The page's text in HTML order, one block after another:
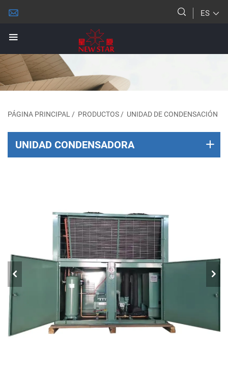
ES
PÁGINA PRINCIPAL/ PRODUCTOS/ UNIDAD DE CONDENSACIÓN
UNIDAD CONDENSADORA